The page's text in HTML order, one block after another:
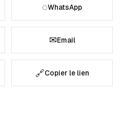
◌WhatsApp
✉Email
🔗Copier le lien